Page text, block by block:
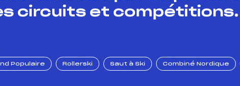
circuits et compétitions.
Populaire Rollerski Saut à Ski Combiné Nordique